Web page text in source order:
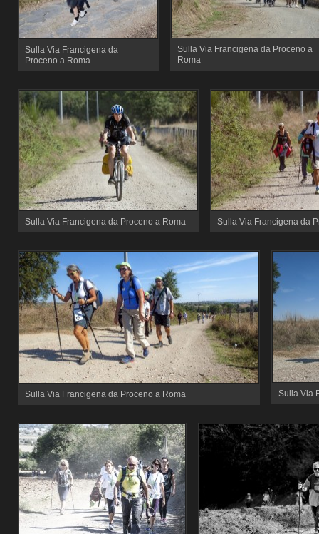
Sulla Via Francigena da
Proceno a Roma
Sulla Via Francigena da Proceno a
Roma
Sulla Via Francigena da Proceno a Roma Sulla Via Francigena da
Sulla Via Francigena da Proceno a Roma Sulla Via